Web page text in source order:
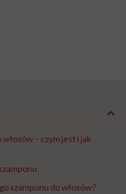
– czym jest i jak
szamponu do włosów?